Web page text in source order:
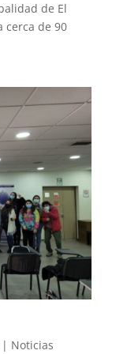
de El
cerca de 90
Noticias